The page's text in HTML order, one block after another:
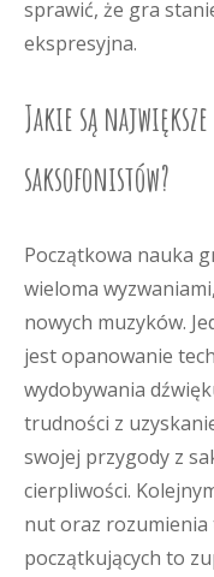
sprawić, że gra
ekspresyjna.
Jakie są
saksofonistów?
Początkowa nauka
wieloma
nowych muzyków.
jest opanowanie
wydobywania
trudności z
swojej przygody z
cierpliwości.
nut oraz rozumienia
początkujących to